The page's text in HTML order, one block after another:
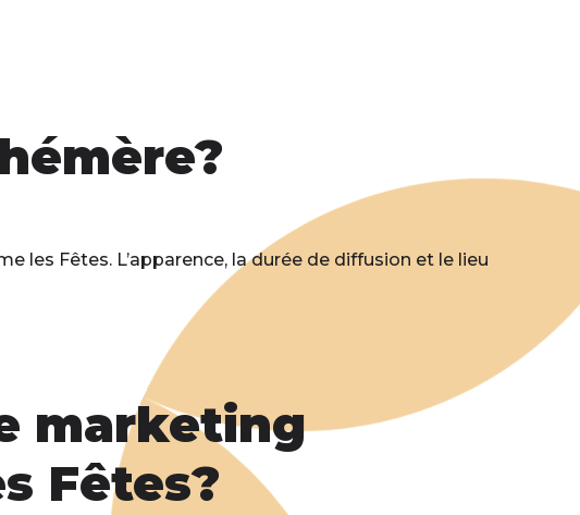
les Fêtes. L’apparence, la durée de diffusion et le lieu
marketing
Fêtes?